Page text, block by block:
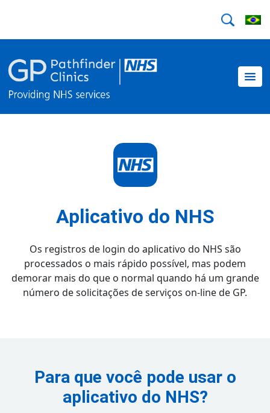
Aplicativo do NHS
Os registros de login do aplicativo do NHS são
processados ​​o mais rápido possível, mas podem
demorar mais do que o normal quando há um grande
número de solicitações de serviços on-line de GP.
Para que você pode usar o
aplicativo do NHS?